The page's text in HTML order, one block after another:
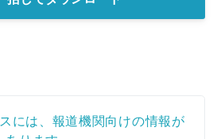
には、報道機関向けの情報が